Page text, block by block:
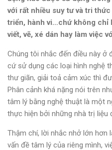
với rất nhiều suy tư và tri
triển, hành vi…chứ không chỉ
viết, vẽ, xé dán hay làm việc
Chúng tôi nhắc đến điều này ở
cứ sử dụng các loại hình nghệ
thư giãn, giải toả cảm xúc thì
Phân cảnh khá nặng nói trên
tâm lý bằng nghệ thuật là một
thực hiện bởi những nhà trị liệu
Thậm chí, lời nhắc nhở lớn hơn
vấn đề tâm lý của riêng mình,